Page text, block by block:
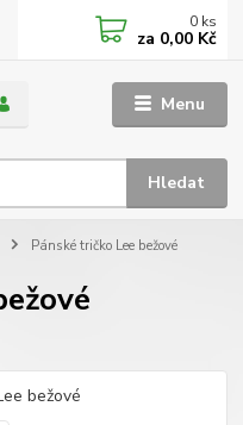
Menu
Hledat
0 ks
za 0,00 Kč
Pánské tričko Lee bežové